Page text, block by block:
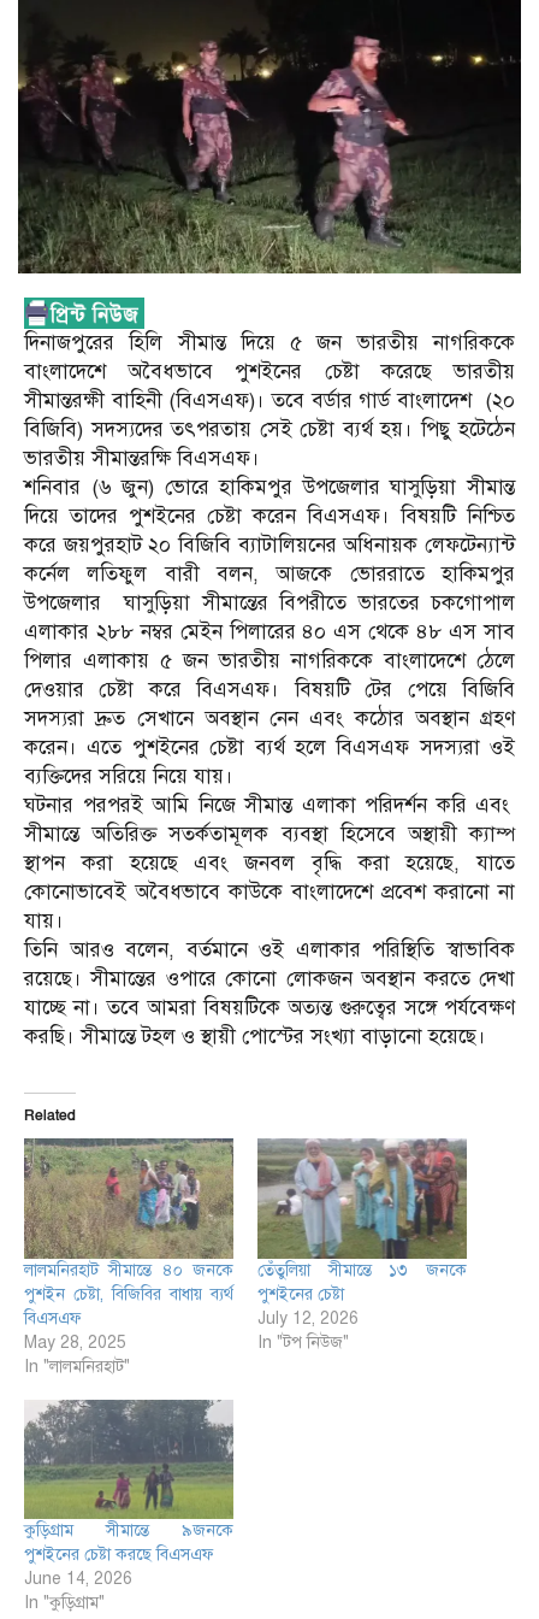
দিনাজপুরের হিলি সীমান্ত দিয়ে ৫ জন ভারতীয় নাগরিককে
বাংলাদেশে অবৈধভাবে পুশইনের চেষ্টা করেছে ভারতীয়
সীমান্তরক্ষী বাহিনী (বিএসএফ)। তবে বর্ডার গার্ড বাংলাদেশ (২০
বিজিবি) সদস্যদের তৎপরতায় সেই চেষ্টা ব্যর্থ হয়। পিছু হটেঠেন
ভারতীয় সীমান্তরক্ষি বিএসএফ।
শনিবার (৬ জুন) ভোরে হাকিমপুর উপজেলার ঘাসুড়িয়া সীমান্ত
দিয়ে তাদের পুশইনের চেষ্টা করেন বিএসএফ। বিষয়টি নিশ্চিত
করে জয়পুরহাট ২০ বিজিবি ব্যাটালিয়নের অধিনায়ক লেফটেন্যান্ট
কর্নেল লতিফুল বারী বলন, আজকে ভোররাতে হাকিমপুর
উপজেলার ঘাসুড়িয়া সীমান্তের বিপরীতে ভারতের চকগোপাল
এলাকার ২৮৮ নম্বর মেইন পিলারের ৪০ এস থেকে ৪৮ এস সাব
পিলার এলাকায় ৫ জন ভারতীয় নাগরিককে বাংলাদেশে ঠেলে
দেওয়ার চেষ্টা করে বিএসএফ। বিষয়টি টের পেয়ে বিজিবি
সদস্যরা দ্রুত সেখানে অবস্থান নেন এবং কঠোর অবস্থান গ্রহণ
করেন। এতে পুশইনের চেষ্টা ব্যর্থ হলে বিএসএফ সদস্যরা ওই
ব্যক্তিদের সরিয়ে নিয়ে যায়।
ঘটনার পরপরই আমি নিজে সীমান্ত এলাকা পরিদর্শন করি এবং
সীমান্তে অতিরিক্ত সতর্কতামূলক ব্যবস্থা হিসেবে অস্থায়ী ক্যাম্প
স্থাপন করা হয়েছে এবং জনবল বৃদ্ধি করা হয়েছে, যাতে
কোনোভাবেই অবৈধভাবে কাউকে বাংলাদেশে প্রবেশ করানো না
যায়।
তিনি আরও বলেন, বর্তমানে ওই এলাকার পরিস্থিতি স্বাভাবিক
রয়েছে। সীমান্তের ওপারে কোনো লোকজন অবস্থান করতে দেখা
যাচ্ছে না। তবে আমরা বিষয়টিকে অত্যন্ত গুরুত্বের সঙ্গে পর্যবেক্ষণ
করছি। সীমান্তে টহল ও স্থায়ী পোস্টের সংখ্যা বাড়ানো হয়েছে।
Related
লালমনিরহাট সীমান্তে ৪০ জনকে
পুশইন চেষ্টা, বিজিবির বাধায় ব্যর্থ
বিএসএফ
May 28, 2025
In "লালমনিরহাট"
তেঁতুলিয়া সীমান্তে ১৩ জনকে
পুশইনের চেষ্টা
July 12, 2026
In "টপ নিউজ"
কুড়িগ্রাম সীমান্তে ৯জনকে
পুশইনের চেষ্টা করছে বিএসএফ
June 14, 2026
In "কুড়িগ্রাম"